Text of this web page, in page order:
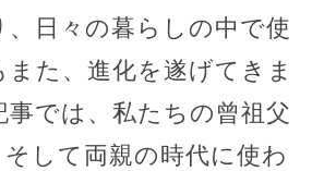
、日々の暮らしの中で使
た、進化を遂げてきま
事では、私たちの曾祖父
して両親の時代に使わ